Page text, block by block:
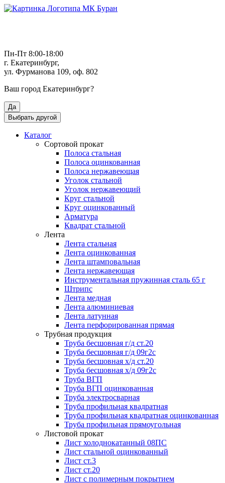
Пн-Пт 8:00-18:00
г. Екатеринбург,
ул. Фурманова 109, оф. 802
Ваш город Екатеринбург?
Да
Выбрать другой
Каталог
Сортовой прокат
Полоса стальная
Полоса оцинкованная
Полоса нержавеющая
Уголок стальной
Уголок нержавеющий
Круг стальной
Круг оцинкованный
Арматура
Квадрат стальной
Лента
Лента стальная
Лента оцинкованная
Лента штамповальная
Лента нержавеющая
Инструментальная пружинная сталь 65 г
Штрипс
Лента медная
Лента алюминиевая
Лента латунная
Лента перфорированная прямая
Трубная продукция
Труба бесшовная г/д ст.20
Труба бесшовная г/д 09г2с
Труба бесшовная х/д ст.20
Труба бесшовная х/д 09г2с
Труба ВГП
Труба ВГП оцинкованная
Труба электросварная
Труба профильная квадратная
Труба профильная квадратная оцинкованная
Труба профильная прямоугольная
Листовой прокат
Лист холоднокатанный 08ПС
Лист стальной оцинкованный
Лист ст.3
Лист ст.20
Лист с полимерным покрытием